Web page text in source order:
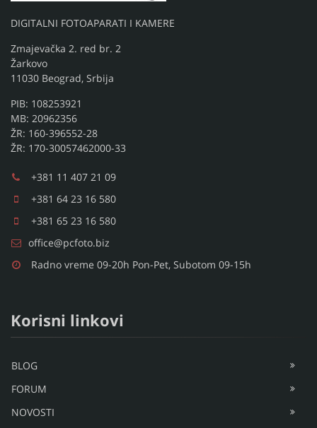
DIGITALNI FOTOAPARATI I KAMERE
Zmajevačka 2. red br. 2
Žarkovo
11030 Beograd, Srbija
PIB: 108253921
MB: 20962356
ŽR: 160-396552-28
ŽR: 170-30057462000-33
+381 11 407 21 09
+381 64 23 16 580
+381 65 23 16 580
office@pcfoto.biz
Radno vreme 09-20h Pon-Pet, Subotom 09-15h
Korisni linkovi
BLOG
FORUM
NOVOSTI